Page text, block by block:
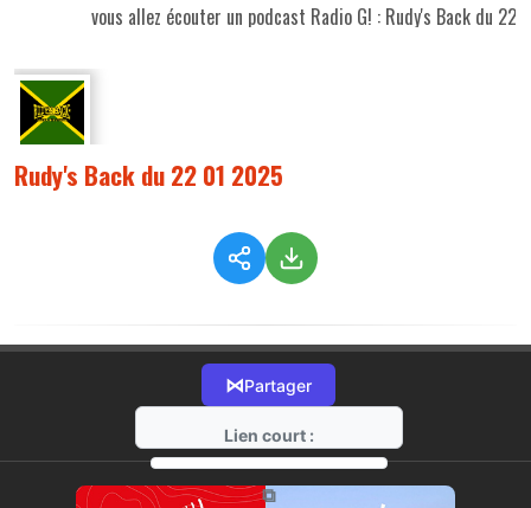
vous allez écouter un podcast Radio G! : Rudy's Back du 22
Rudy's Back du 22 01 2025
⋈Partager
Lien court :
https://radio-g.fr?16666
⧉